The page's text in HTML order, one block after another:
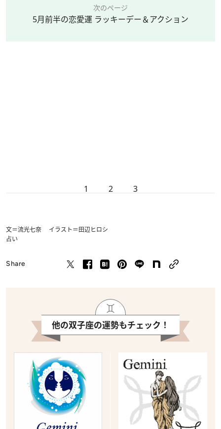
次のページ
5月前半の恋愛運 ラッキーデー＆アクション
1 2 3
文＝流光七奈 イラスト＝田辺ヒロシ
占い
Share
他の双子座の運勢もチェック！